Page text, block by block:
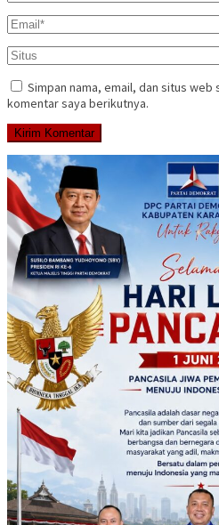
Simpan nama, email, dan situs web
komentar saya berikutnya.